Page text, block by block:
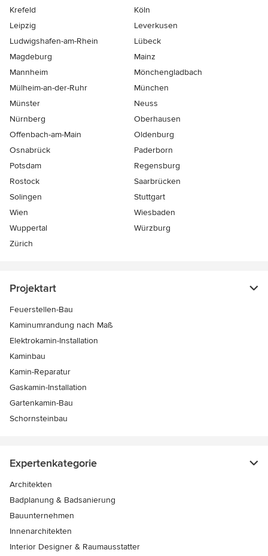
Krefeld
Köln
Leipzig
Leverkusen
Ludwigshafen-am-Rhein
Lübeck
Magdeburg
Mainz
Mannheim
Mönchen­gladbach
Mülheim-an-der-Ruhr
München
Münster
Neuss
Nürnberg
Oberhausen
Offenbach-am-Main
Oldenburg
Osnabrück
Paderborn
Potsdam
Regensburg
Rostock
Saarbrücken
Solingen
Stuttgart
Wien
Wiesbaden
Wuppertal
Würzburg
Zürich
Projektart
Feuerstellen-Bau
Kaminumrandung nach Maß
Elektrokamin-Installation
Kaminbau
Kamin-Reparatur
Gaskamin-Installation
Gartenkamin-Bau
Schornsteinbau
Expertenkategorie
Architekten
Badplanung & Badsanierung
Bauunternehmen
Innenarchitekten
Interior Designer & Raumausstatter